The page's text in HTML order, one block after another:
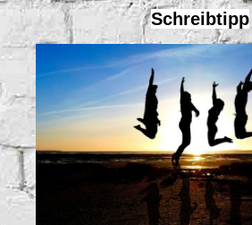
Schreibtipp